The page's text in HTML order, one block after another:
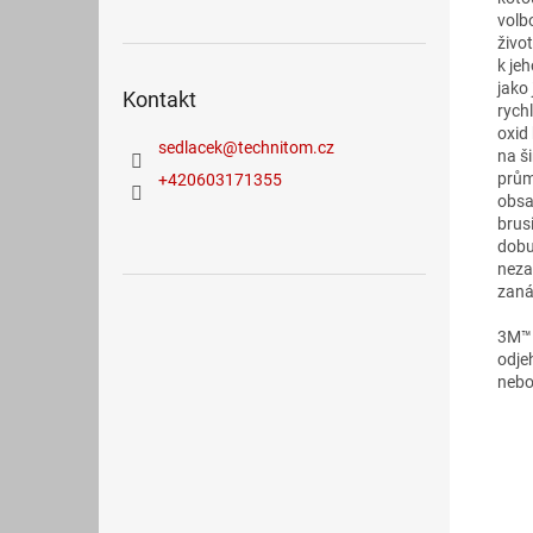
Kontakt
sedlacek@technitom.cz
+420603171355
k
jako
oxid
na
3M™